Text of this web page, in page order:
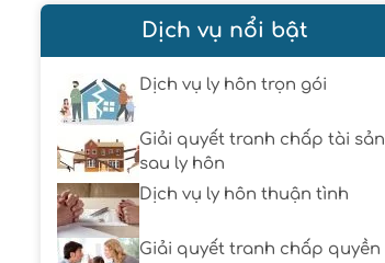
Dịch vụ nổi bật
Dịch vụ ly hôn trọn gói
Giải quyết tranh chấp tài sản
sau ly hôn
Dịch vụ ly hôn thuận tình
Giải quyết tranh chấp quyền